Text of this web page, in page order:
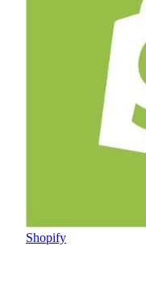
Shopify